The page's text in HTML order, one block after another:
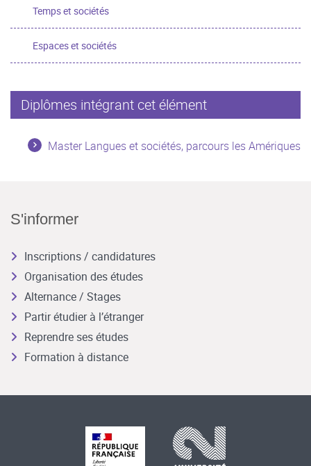
Temps et sociétés
Espaces et sociétés
Diplômes intégrant cet élément
Master Langues et sociétés, parcours les Amériques
S'informer
Inscriptions / candidatures
Organisation des études
Alternance / Stages
Partir étudier à l’étranger
Reprendre ses études
Formation à distance